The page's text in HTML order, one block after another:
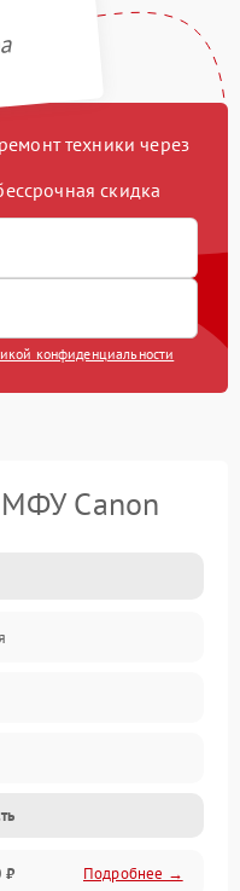
техники через
скидка
конфиденциальности
Canon
₽ Подробнее →